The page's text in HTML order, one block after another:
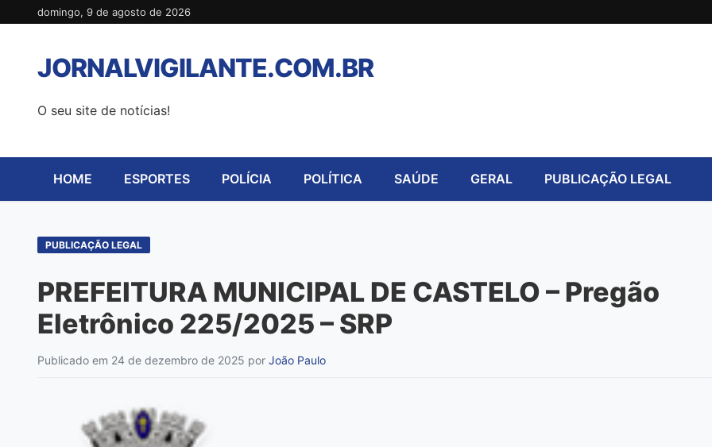
para
conteúdo
domingo, 9 de agosto de 2026
JORNALVIGILANTE.COM.BR
O seu site de notícias!
HOME ESPORTES POLÍCIA POLÍTICA SAÚDE GERAL PUBLICAÇÃO LEGAL
PUBLICAÇÃO LEGAL
PREFEITURA MUNICIPAL DE CASTELO – Pregão
Eletrônico 225/2025 – SRP
Publicado em 24 de dezembro de 2025 por João Paulo